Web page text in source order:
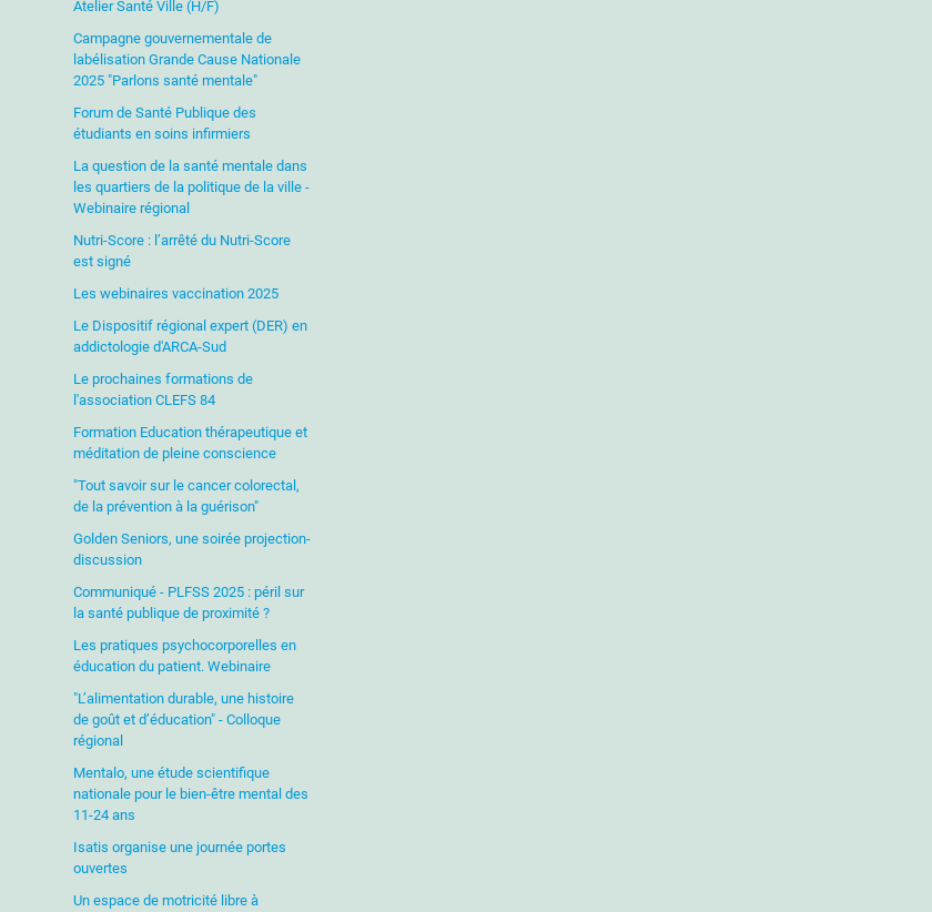
Atelier Santé Ville (H/F)
Campagne gouvernementale de
labélisation Grande Cause Nationale
2025 "Parlons santé mentale"
Forum de Santé Publique des
étudiants en soins infirmiers
La question de la santé mentale dans
les quartiers de la politique de la ville -
Webinaire régional
Nutri-Score : l’arrêté du Nutri-Score
est signé
Les webinaires vaccination 2025
Le Dispositif régional expert (DER) en
addictologie d'ARCA-Sud
Le prochaines formations de
l'association CLEFS 84
Formation Education thérapeutique et
méditation de pleine conscience
"Tout savoir sur le cancer colorectal,
de la prévention à la guérison"
Golden Seniors, une soirée projection-
discussion
Communiqué - PLFSS 2025 : péril sur
la santé publique de proximité ?
Les pratiques psychocorporelles en
éducation du patient. Webinaire
"L’alimentation durable, une histoire
de goût et d’éducation" - Colloque
régional
Mentalo, une étude scientifique
nationale pour le bien-être mental des
11-24 ans
Isatis organise une journée portes
ouvertes
Un espace de motricité libre à